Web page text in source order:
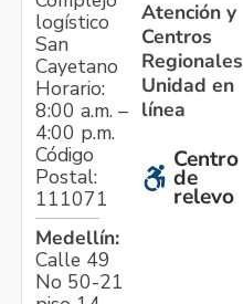
logístico
San
Cayetano
Horario:
8:00 a.m. –
4:00 p.m.
Código
Postal:
111071
Medellín:
Calle 49
No 50-21
Atención y
Centros
Regionales
Unidad en
línea
Centro
de
relevo